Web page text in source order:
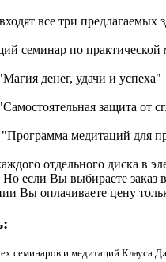
все три предлагаемых
семинар по практической
денег, удачи и успеха"
защита от
медитаций для
отдельного диска в
Но если Вы выбираете заказ
Вы оплачиваете цену
семинаров и медитаций Клауса